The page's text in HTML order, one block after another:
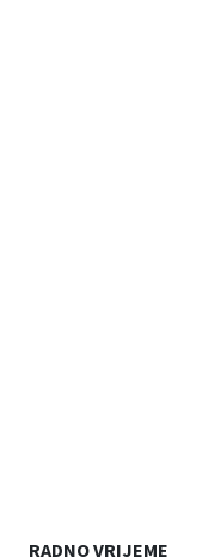
RADNO VRIJEME